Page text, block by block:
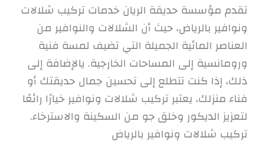
تقدم مؤسسة حديقة الريان خدمات تركيب شلالات
ونوافير بالرياض، حيث أن الشلالات والنوافير من
العناصر المائية الجميلة التي تضيف لمسة فنية
ورومانسية إلى المساحات الخارجية. يالإضافة إلى
ذلك، إذا كنت تتطلع إلى تحسين جمال حديقتك أو
فناء منزلك، يعتبر تركيب شلالات ونوافير خيارًا رائعًا
لتعزيز الديكور وخلق جو من السكينة والاسترخاء.
تركيب شلالات ونوافير بالرياض